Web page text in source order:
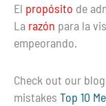
El propósito de
La razón para la
empeorando.
Check out our
mistakes Top 10